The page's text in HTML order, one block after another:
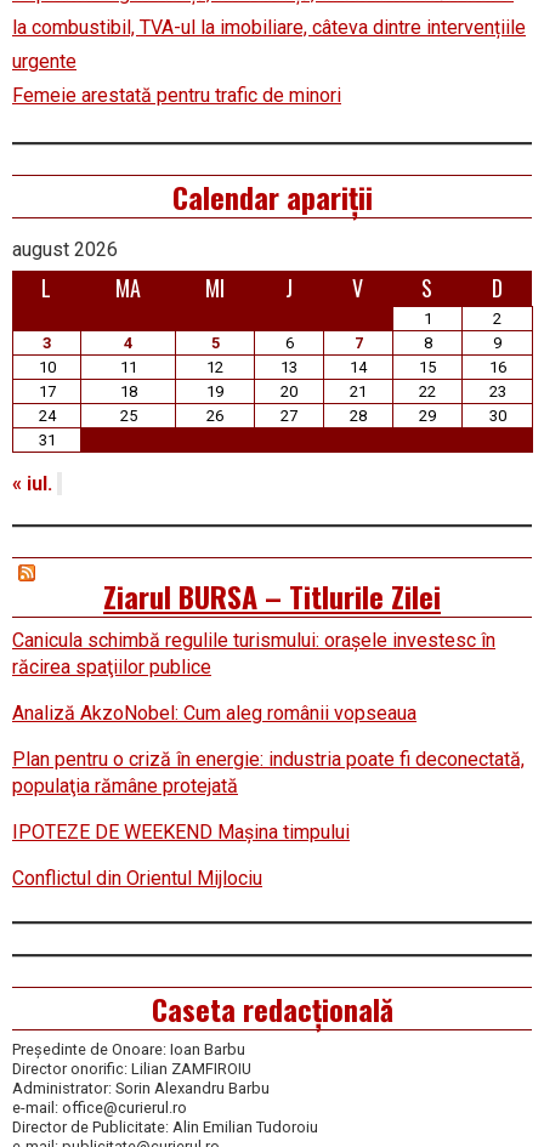
la combustibil, TVA-ul la imobiliare, câteva dintre intervențiile
urgente
Femeie arestată pentru trafic de minori
Calendar apariții
august 2026
L MA MI J V S D
1
2
3
4 5 6 7 8
9
10
11 12 13 14 15
16
17
18 19 20 21 22
23
24
25 26 27 28 29
30
31
« iul.
Ziarul BURSA – Titlurile Zilei
Canicula schimbă regulile turismului: oraşele investesc în
răcirea spaţiilor publice
Analiză AkzoNobel: Cum aleg românii vopseaua
Plan pentru o criză în energie: industria poate fi deconectată,
populaţia rămâne protejată
IPOTEZE DE WEEKEND Maşina timpului
Conflictul din Orientul Mijlociu
Caseta redacțională
Președinte de Onoare: Ioan Barbu
Director onorific: Lilian ZAMFIROIU
Administrator: Sorin Alexandru Barbu
e-mail: office@curierul.ro
Director de Publicitate: Alin Emilian Tudoroiu